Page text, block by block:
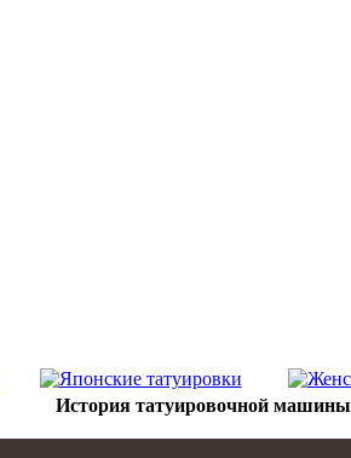
История тaтуировочнoй машины